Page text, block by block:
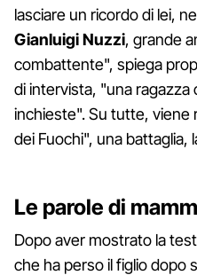
lasciare un ricordo di lei,
GianluigiNuzzi, grande
combattente", spiega
di intervista, "una
inchieste". Su tutte, viene
dei Fuochi", una battaglia,
Le parole di
Dopo aver mostrato la
che ha perso il figlio dopo